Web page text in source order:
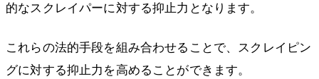
的なスクレイパーに対する抑止力となります。
これらの法的手段を組み合わせることで、スクレイピン
グに対する抑止力を高めることができます。